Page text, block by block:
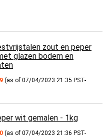
zout en peper
glazen bodem en
(as of 07/04/2023 21:35 PST-
wit gemalen - 1kg
(as of 07/04/2023 21:36 PST-